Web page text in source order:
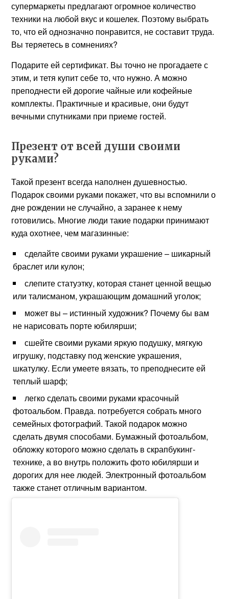
супермаркеты предлагают огромное количество
техники на любой вкус и кошелек. Поэтому выбрать
то, что ей однозначно понравится, не составит труда.
Вы теряетесь в сомнениях?
Подарите ей сертификат. Вы точно не прогадаете с
этим, и тетя купит себе то, что нужно. А можно
преподнести ей дорогие чайные или кофейные
комплекты. Практичные и красивые, они будут
вечными спутниками при приеме гостей.
Презент от всей души своими
руками?
Такой презент всегда наполнен душевностью.
Подарок своими руками покажет, что вы вспомнили о
дне рождении не случайно, а заранее к нему
готовились. Многие люди такие подарки принимают
куда охотнее, чем магазинные:
сделайте своими руками украшение – шикарный
браслет или кулон;
слепите статуэтку, которая станет ценной вещью
или талисманом, украшающим домашний уголок;
может вы – истинный художник? Почему бы вам
не нарисовать порте юбилярши;
сшейте своими руками яркую подушку, мягкую
игрушку, подставку под женские украшения,
шкатулку. Если умеете вязать, то преподнесите ей
теплый шарф;
легко сделать своими руками красочный
фотоальбом. Правда. потребуется собрать много
семейных фотографий. Такой подарок можно
сделать двумя способами. Бумажный фотоальбом,
обложку которого можно сделать в скрапбукинг-
технике, а во внутрь положить фото юбилярши и
дорогих для нее людей. Электронный фотоальбом
также станет отличным вариантом.